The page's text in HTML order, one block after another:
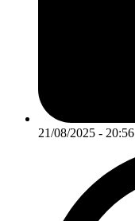
21/08/2025 - 20:56